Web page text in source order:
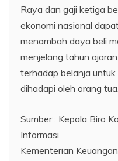
Raya dan gaji ketiga
ekonomi nasional
menambah daya beli
menjelang tahun
terhadap belanja
dihadapi oleh orang
Sumber : Kepala Biro
Informasi
Kementerian Keuangan